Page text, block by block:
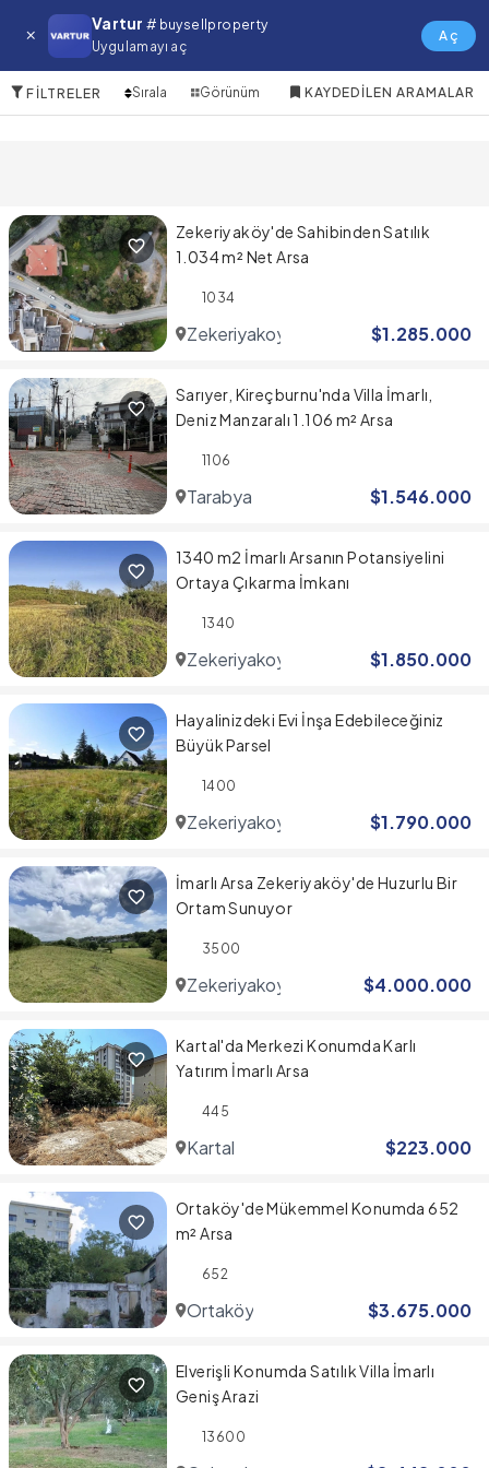
Vartur # buysellproperty
Uygulamayı aç
Aç
Sisli Satılık Arsa
FILTRELER Sırala Görünüm KAYDEDILEN ARAMALAR
Zekeriyaköy'de Sahibinden Satılık
1.034 m² Net Arsa
1034
Zekeriyakoy $1.285.000
Sarıyer, Kireçburnu'nda Villa İmarlı,
Deniz Manzaralı 1.106 m² Arsa
1106
Tarabya $1.546.000
1340 m2 İmarlı Arsanın Potansiyelini
Ortaya Çıkarma İmkanı
1340
Zekeriyakoy $1.850.000
Hayalinizdeki Evi İnşa Edebileceğiniz
Büyük Parsel
1400
Zekeriyakoy $1.790.000
İmarlı Arsa Zekeriyaköy'de Huzurlu Bir
Ortam Sunuyor
3500
Zekeriyakoy $4.000.000
Kartal'da Merkezi Konumda Karlı
Yatırım İmarlı Arsa
445
Kartal $223.000
Ortaköy'de Mükemmel Konumda 652
m² Arsa
652
Ortaköy $3.675.000
Elverişli Konumda Satılık Villa İmarlı
Geniş Arazi
13600